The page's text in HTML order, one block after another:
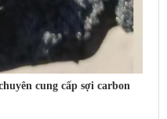
cung cấp sợi carbon